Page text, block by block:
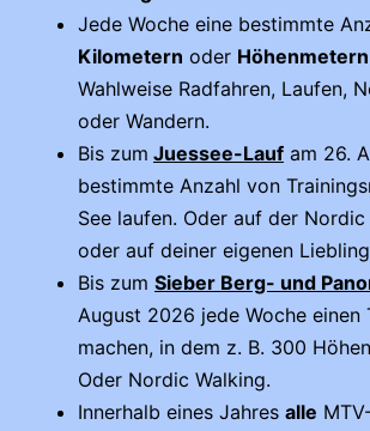
Jede Woche eine bestimmte
Kilometern oder Höhenmetern
Wahlweise Radfahren, Laufen,
oder Wandern.
Bis zum Juessee-Lauf am 26.
bestimmte Anzahl von
See laufen. Oder auf der
oder auf deiner eigenen
Bis zum Sieber Berg- und
August 2026 jede Woche einen
machen, in dem z. B. 300
Oder Nordic Walking.
Innerhalb eines Jahres alle